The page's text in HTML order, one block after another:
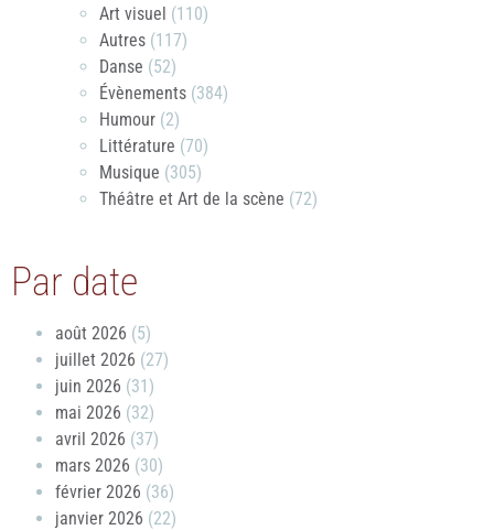
Art visuel (110)
Autres (117)
Danse (52)
Évènements (384)
Humour (2)
Littérature (70)
Musique (305)
Théâtre et Art de la scène (72)
Par date
août 2026 (5)
juillet 2026 (27)
juin 2026 (31)
mai 2026 (32)
avril 2026 (37)
mars 2026 (30)
février 2026 (36)
janvier 2026 (22)